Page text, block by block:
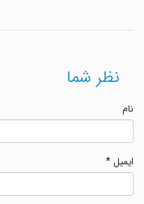
نظر شما
ایمیل*